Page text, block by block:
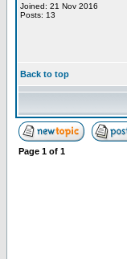
Joined: 21 Nov 2016
Posts: 13
Back to top
Page 1 of 1